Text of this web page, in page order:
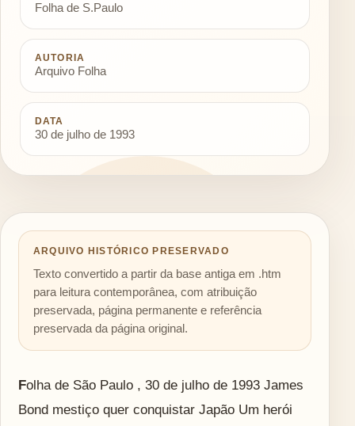
Folha de S.Paulo
AUTORIA
Arquivo Folha
DATA
30 de julho de 1993
ARQUIVO HISTÓRICO PRESERVADO
Texto convertido a partir da base antiga em .htm
para leitura contemporânea, com atribuição
preservada, página permanente e referência
preservada da página original.
Folha de São Paulo , 30 de julho de 1993 James
Bond mestiço quer conquistar Japão Um herói